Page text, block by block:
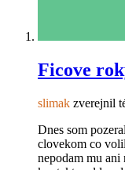
Ficove
slimak zverejnil
Dnes som
clovekom co
nepodam mu ani